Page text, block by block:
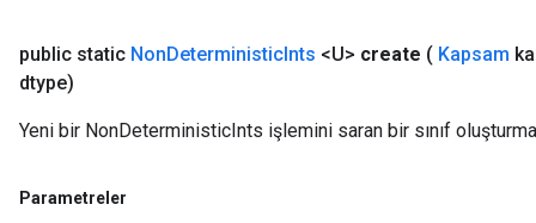
public static NonDeterministicInts <U> create ( Kapsam
dtype)
Yeni bir NonDeterministicInts işlemini saran bir sınıf
Parametreler